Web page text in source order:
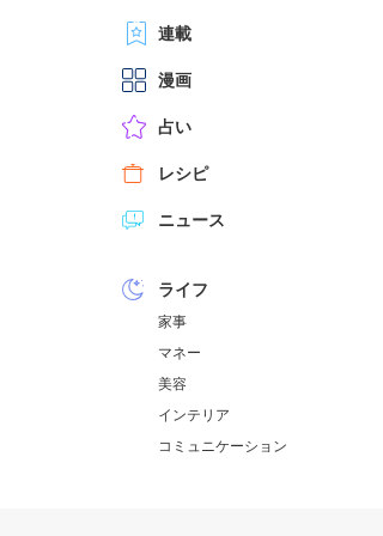
連載
漫画
占い
レシピ
ニュース
ライフ
家事
マネー
美容
インテリア
コミュニケーション